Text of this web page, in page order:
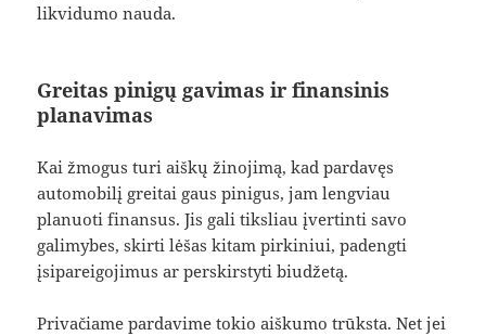
likvidumo nauda.
Greitas pinigų gavimas ir finansinis
planavimas
Kai žmogus turi aiškų žinojimą, kad pardavęs
automobilį greitai gaus pinigus, jam lengviau
planuoti finansus. Jis gali tiksliau įvertinti savo
galimybes, skirti lėšas kitam pirkiniui, padengti
įsipareigojimus ar perskirstyti biudžetą.
Privačiame pardavime tokio aiškumo trūksta. Net jei